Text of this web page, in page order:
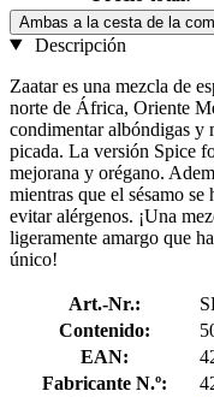
Ambas a la cesta de la
Descripción
Zaatar es una mezcla de
norte de África, Oriente
condimentar albóndigas y
picada. La versión Spice
mejorana y orégano.
mientras que el sésamo
evitar alérgenos. ¡Una
ligeramente amargo que
único!
Art.-Nr.:
Contenido:
EAN:
Fabricante N.º: